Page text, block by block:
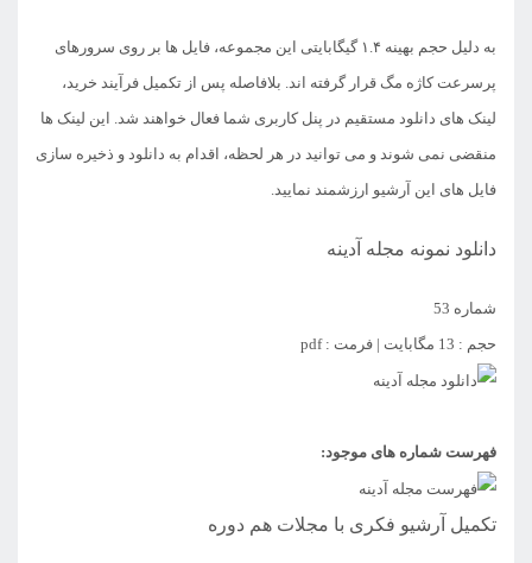
به دلیل حجم بهینه ۱.۴ گیگابایتی این مجموعه، فایل ها بر روی سرورهای
پرسرعت کاژه مگ قرار گرفته اند. بلافاصله پس از تکمیل فرآیند خرید،
لینک های دانلود مستقیم در پنل کاربری شما فعال خواهند شد. این لینک ها
منقضی نمی شوند و می توانید در هر لحظه، اقدام به دانلود و ذخیره سازی
فایل های این آرشیو ارزشمند نمایید.
دانلود نمونه مجله آدینه
شماره 53
حجم : 13 مگابایت | فرمت : pdf
فهرست شماره های موجود:
تکمیل آرشیو فکری با مجلات هم دوره